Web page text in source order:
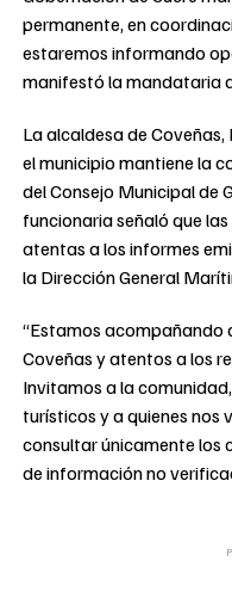
permanente, en
estaremos informando
manifestó la mandataria
La alcaldesa de
el municipio mantiene la
del Consejo Municipal de
funcionaria señaló que
atentas a los informes
la Dirección General
“Estamos acompañando
Coveñas y atentos a los
Invitamos a la
turísticos y a quienes nos
consultar únicamente los
de información no